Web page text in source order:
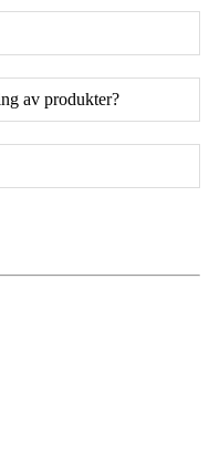
av produkter?